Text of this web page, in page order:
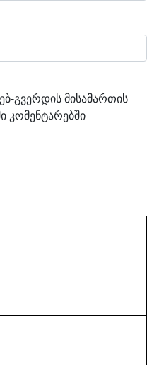
გვერდის მისამართის
კომენტარებში